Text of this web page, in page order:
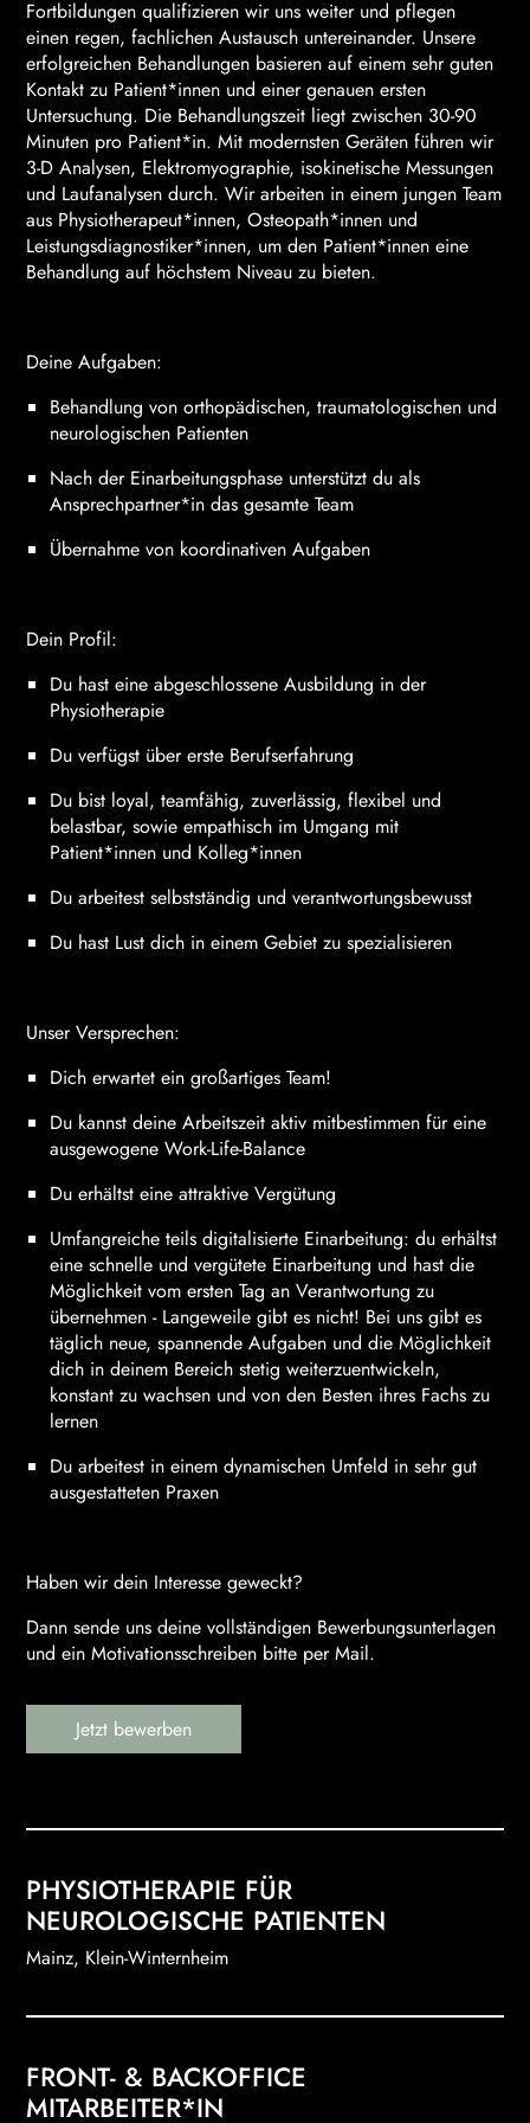
Fortbildungen qualifizieren wir uns weiter und pflegen
einen regen, fachlichen Austausch untereinander. Unsere
erfolgreichen Behandlungen basieren auf einem sehr guten
Kontakt zu Patient*innen und einer genauen ersten
Untersuchung. Die Behandlungszeit liegt zwischen 30-90
Minuten pro Patient*in. Mit modernsten Geräten führen wir
3-D Analysen, Elektromyographie, isokinetische Messungen
und Laufanalysen durch. Wir arbeiten in einem jungen Team
aus Physiotherapeut*innen, Osteopath*innen und
Leistungsdiagnostiker*innen, um den Patient*innen eine
Behandlung auf höchstem Niveau zu bieten.
Deine Aufgaben:
Behandlung von orthopädischen, traumatologischen und
neurologischen Patienten
Nach der Einarbeitungsphase unterstützt du als
Ansprechpartner*in das gesamte Team
Übernahme von koordinativen Aufgaben
Dein Profil:
Du hast eine abgeschlossene Ausbildung in der
Physiotherapie
Du verfügst über erste Berufserfahrung
Du bist loyal, teamfähig, zuverlässig, flexibel und
belastbar, sowie empathisch im Umgang mit
Patient*innen und Kolleg*innen
Du arbeitest selbstständig und verantwortungsbewusst
Du hast Lust dich in einem Gebiet zu spezialisieren
Unser Versprechen:
Dich erwartet ein großartiges Team!
Du kannst deine Arbeitszeit aktiv mitbestimmen für eine
ausgewogene Work-Life-Balance
Du erhältst eine attraktive Vergütung
Umfangreiche teils digitalisierte Einarbeitung: du erhältst
eine schnelle und vergütete Einarbeitung und hast die
Möglichkeit vom ersten Tag an Verantwortung zu
übernehmen - Langeweile gibt es nicht! Bei uns gibt es
täglich neue, spannende Aufgaben und die Möglichkeit
dich in deinem Bereich stetig weiterzuentwickeln,
konstant zu wachsen und von den Besten ihres Fachs zu
lernen
Du arbeitest in einem dynamischen Umfeld in sehr gut
ausgestatteten Praxen
Haben wir dein Interesse geweckt?
Dann sende uns deine vollständigen Bewerbungsunterlagen
und ein Motivationsschreiben bitte per Mail.
Jetzt bewerben
PHYSIOTHERAPIE FÜR
NEUROLOGISCHE PATIENTEN
Mainz, Klein-Winternheim
Du suchst nach einem Job, bei dem dich täglich neue,
Möglichkeit besteht, sich ständig weiterzuentwickeln? Bei
einer Praxis, wo dich ein großartiges Team erwartet?
FRONT- & BACKOFFICE
MITARBEITER*IN